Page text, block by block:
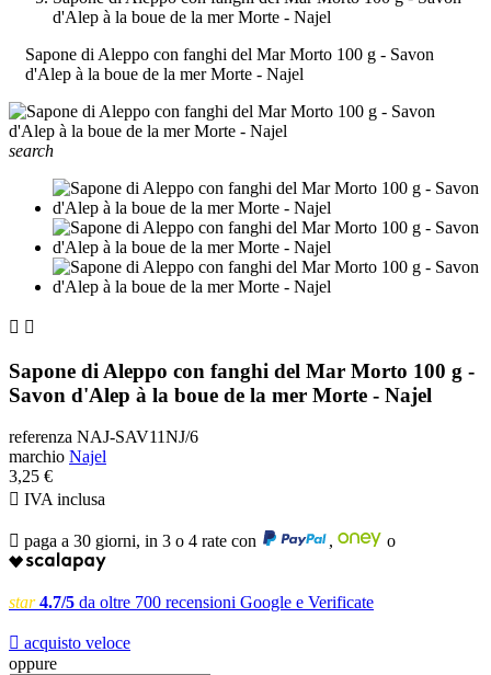
d'Alep à la boue de la mer Morte - Najel
Sapone di Aleppo con fanghi del Mar Morto 100 g - Savon
d'Alep à la boue de la mer Morte - Najel
search
 
Sapone di Aleppo con fanghi del Mar Morto 100 g -
Savon d'Alep à la boue de la mer Morte - Najel
referenza NAJ-SAV11NJ/6
marchio Najel
3,25 €
 IVA inclusa
 paga a 30 giorni, in 3 o 4 rate con , o
star 4.7/5 da oltre 700 recensioni Google e Verificate
 acquisto veloce
oppure